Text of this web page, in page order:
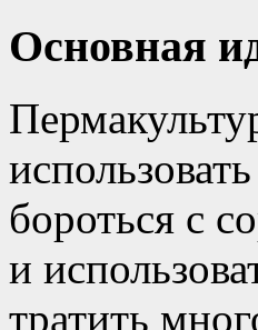
Основная
бороться с
и
тратить